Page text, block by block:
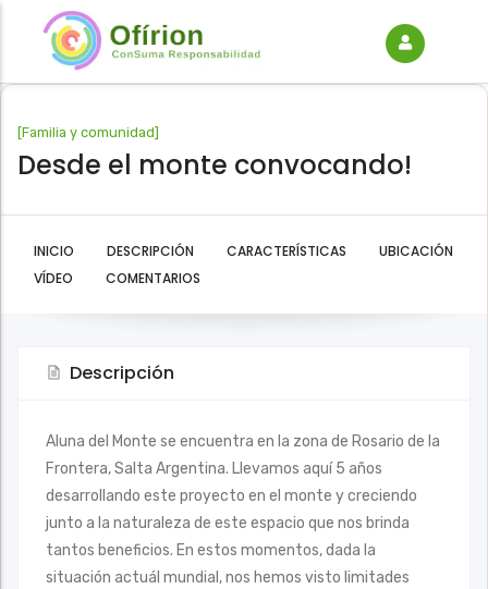
[Familia y comunidad]
Desde el monte convocando!
INICIO DESCRIPCIÓN CARACTERÍSTICAS
UBICACIÓN
VÍDEO
COMENTARIOS
Descripción
Aluna del Monte se encuentra en la zona de Rosario de la
Frontera, Salta Argentina. Llevamos aquí 5 años
desarrollando este proyecto en el monte y creciendo
junto a la naturaleza de este espacio que nos brinda
tantos beneficios. En estos momentos, dada la
situación actuál mundial, nos hemos visto limitades